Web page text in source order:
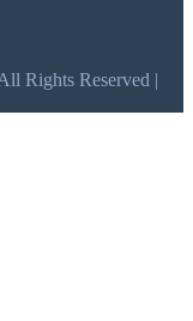
Rights Reserved |